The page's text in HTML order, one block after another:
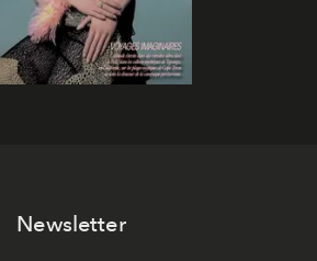
Newsletter